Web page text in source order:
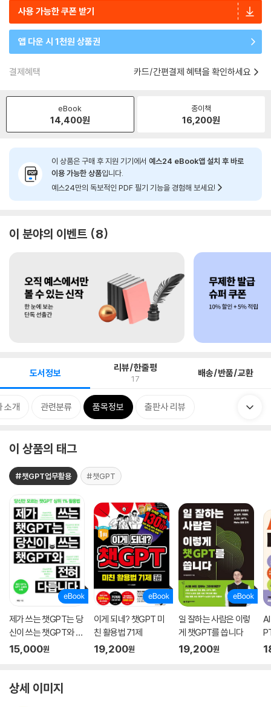
사용 가능한 쿠폰 받기
앱 다운 시 1천원 상품권
결제혜택 카드/간편결제 혜택을 확인하세요
eBook
14,400원
종이책
16,200원
이 상품은 구매 후 지원 기기에서 예스24 eBook앱 설치 후 바로
이용 가능한 상품입니다.
예스24만의 독보적인 PDF 필기 기능을 경험해 보세요!
이 분야의 이벤트 8
도서정보 리뷰/한줄평
17 배송/반품/교환
소개 관련분류 품목정보 출판사 리뷰
이 상품의 태그
#챗GPT업무활용 #챗GPT
제가 쓰는 챗GPT는 당
신이 쓰는 챗GPT와 전
혀 다릅니다
15,000원
이게 되네? 챗GPT 미
친 활용법 71제
19,200원
일 잘하는 사람은 이렇
게 챗GPT를 씁니다
19,200원
상세 이미지